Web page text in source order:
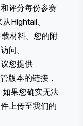
评分每份参赛
Hightail、
材料。您的附
问。
您提供
版本的链接，
如果您确实无法
上传至我们的